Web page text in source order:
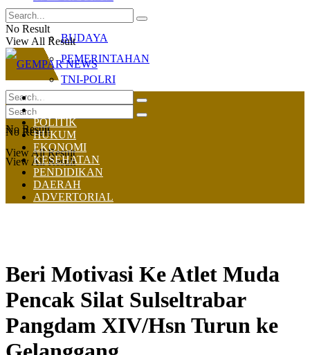
BUDAYA
PEMERINTAHAN
TNI-POLRI
No Result
View All Result
No Result
View All Result
No Result
View All Result
HOME
NASIONAL
POLITIK
HUKUM
EKONOMI
KESEHATAN
PENDIDIKAN
DAERAH
ADVERTORIAL
Beri Motivasi Ke Atlet Muda
Pencak Silat Sulseltrabar
Pangdam XIV/Hsn Turun ke